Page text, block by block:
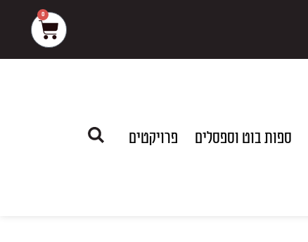
0
עגלת
קניות
ספות בוט וספסלים פרויקטים